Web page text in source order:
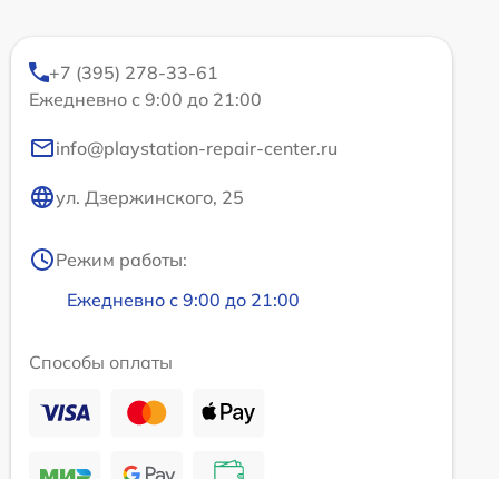
+7 (395) 278-33-61
Ежедневно с 9:00 до 21:00
info@playstation-repair-center.ru
ул. Дзержинского, 25
Режим работы:
Ежедневно с 9:00 до 21:00
Способы оплаты